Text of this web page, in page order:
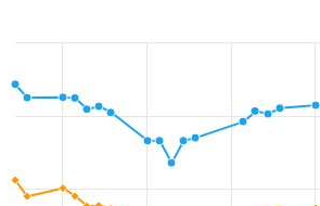
chart has 2 Y axes displaying values and